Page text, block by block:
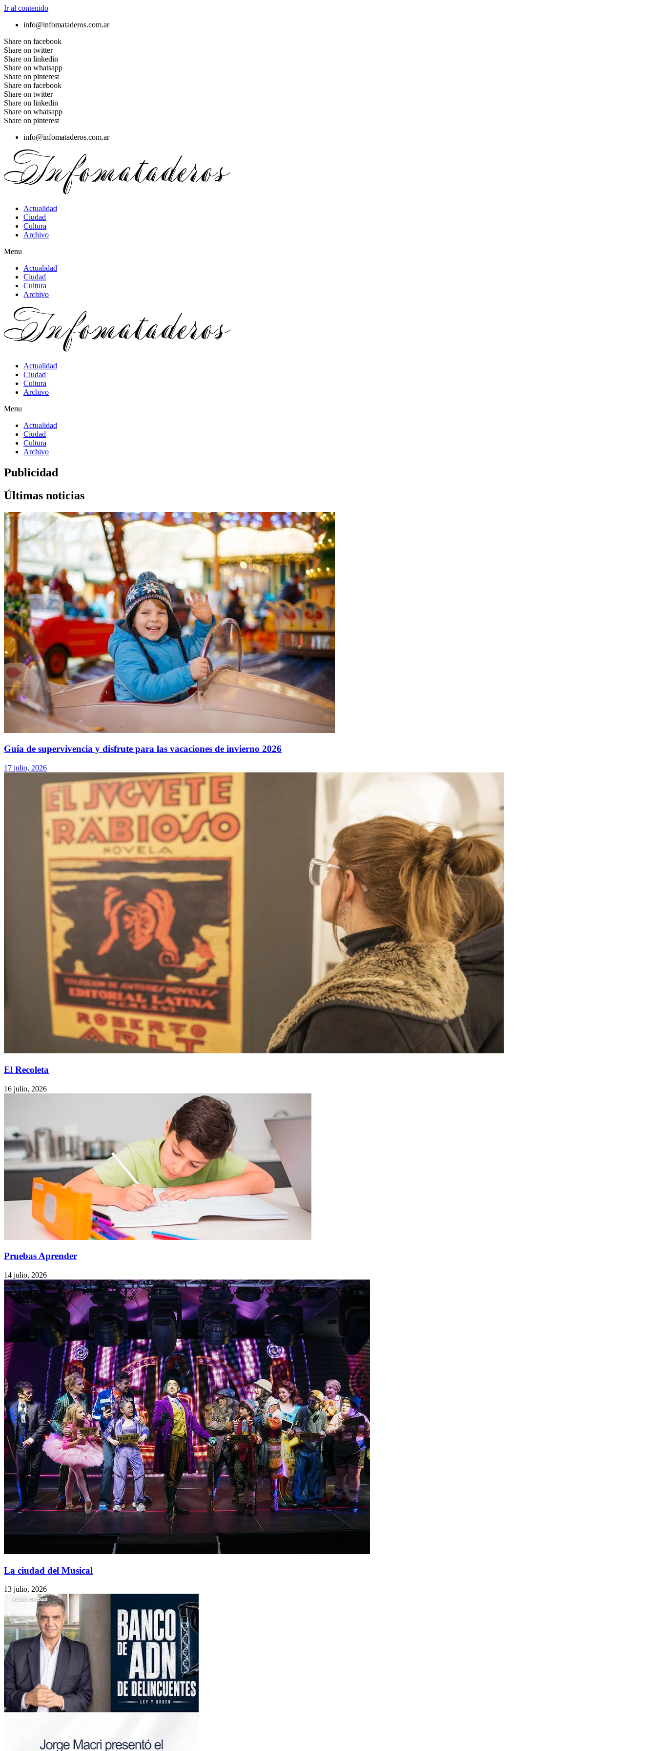
Ir al contenido
info@infomataderos.com.ar
Share on facebook
Share on twitter
Share on linkedin
Share on whatsapp
Share on pinterest
Share on facebook
Share on twitter
Share on linkedin
Share on whatsapp
Share on pinterest
info@infomataderos.com.ar
Actualidad
Ciudad
Cultura
Archivo
Menu
Actualidad
Ciudad
Cultura
Archivo
Actualidad
Ciudad
Cultura
Archivo
Menu
Actualidad
Ciudad
Cultura
Archivo
Publicidad
Últimas noticias
Guía de supervivencia y disfrute para las vacaciones de invierno 2026
17 julio, 2026
El Recoleta
16 julio, 2026
Pruebas Aprender
14 julio, 2026
La ciudad del Musical
13 julio, 2026